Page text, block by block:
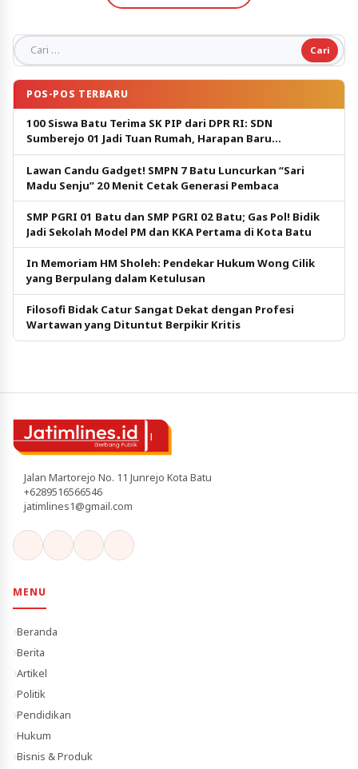
Cari untuk:
POS-POS TERBARU
100 Siswa Batu Terima SK PIP dari DPR RI: SDN
Sumberejo 01 Jadi Tuan Rumah, Harapan Baru
Pendidikan Gratis
Lawan Candu Gadget! SMPN 7 Batu Luncurkan “Sari
Madu Senju” 20 Menit Cetak Generasi Pembaca
SMP PGRI 01 Batu dan SMP PGRI 02 Batu; Gas Pol! Bidik
Jadi Sekolah Model PM dan KKA Pertama di Kota Batu
In Memoriam HM Sholeh: Pendekar Hukum Wong Cilik
yang Berpulang dalam Ketulusan
Filosofi Bidak Catur Sangat Dekat dengan Profesi
Wartawan yang Dituntut Berpikir Kritis
Jalan Martorejo No. 11 Junrejo Kota Batu
+6289516566546
jatimlines1@gmail.com
MENU
Beranda
Berita
Artikel
Politik
Pendidikan
Hukum
Bisnis & Produk